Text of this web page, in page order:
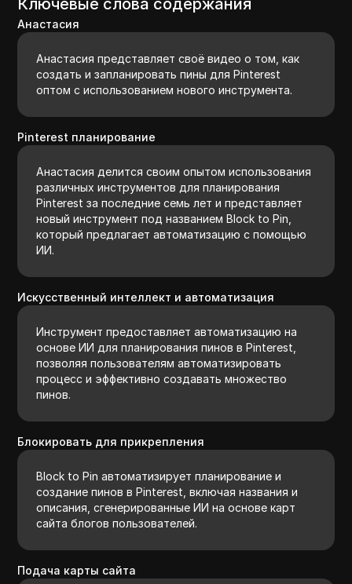
Анастасия
Анастасия представляет своё видео о том, как
создать и запланировать пины для Pinterest
оптом с использованием нового инструмента.
Pinterest планирование
Анастасия делится своим опытом использования
различных инструментов для планирования
Pinterest за последние семь лет и представляет
новый инструмент под названием Block to Pin,
который предлагает автоматизацию с помощью
ИИ.
Искусственный интеллект и автоматизация
Инструмент предоставляет автоматизацию на
основе ИИ для планирования пинов в Pinterest,
позволяя пользователям автоматизировать
процесс и эффективно создавать множество
пинов.
Блокировать для прикрепления
Block to Pin автоматизирует планирование и
создание пинов в Pinterest, включая названия и
описания, сгенерированные ИИ на основе карт
сайта блогов пользователей.
Подача карты сайта